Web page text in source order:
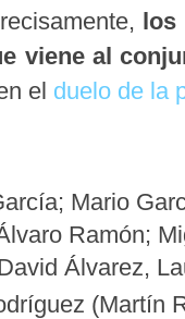
viene al
el duelo de la
Mario
Ramón;
Álvarez,
(Martín